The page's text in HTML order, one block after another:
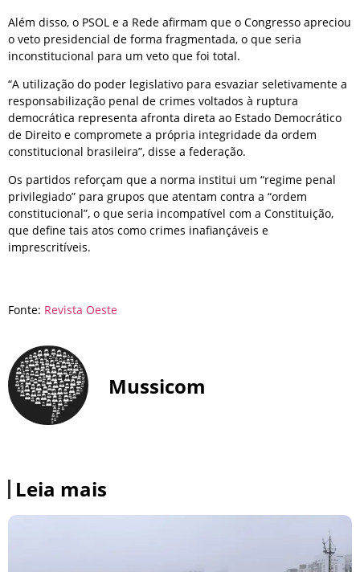
Além disso, o PSOL e a Rede afirmam que o Congresso apreciou
o veto presidencial de forma fragmentada, o que seria
inconstitucional para um veto que foi total.
“A utilização do poder legislativo para esvaziar seletivamente a
responsabilização penal de crimes voltados à ruptura
democrática representa afronta direta ao Estado Democrático
de Direito e compromete a própria integridade da ordem
constitucional brasileira”, disse a federação.
Os partidos reforçam que a norma institui um “regime penal
privilegiado” para grupos que atentam contra a “ordem
constitucional”, o que seria incompatível com a Constituição,
que define tais atos como crimes inafiançáveis e
imprescritíveis.
Fonte: Revista Oeste
Mussicom
Leia mais